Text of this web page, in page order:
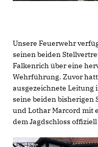
Unsere Feuerwehr
seinen beiden
Falkenrich über eine
Wehrführung. Zuvor
ausgezeichnete Leitung
seine beiden bisherigen
und Lothar Marcord mit
dem Jagdschloss